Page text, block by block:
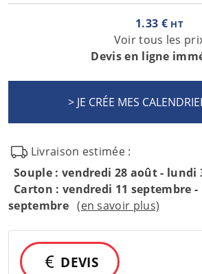
1.33 € HT
Voir tous les
Devis en ligne
Livraison estimée :
Souple : vendredi 28 août - lundi
Carton : vendredi 11 septembre
septembre (en savoir plus)
DEVIS